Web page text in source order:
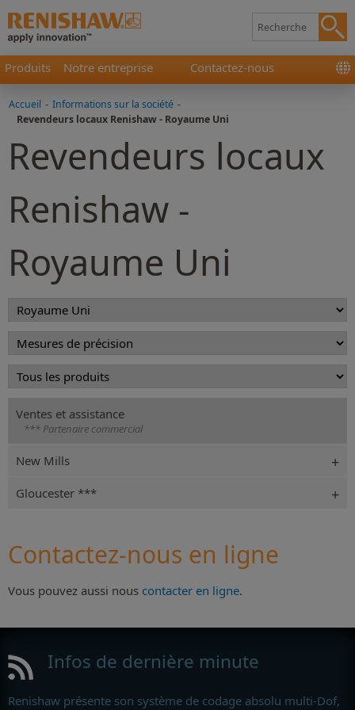
Produits Notre entreprise Contactez-nous
Accueil - Informations sur la société -
Revendeurs locaux Renishaw - Royaume Uni
Revendeurs locaux
Renishaw -
Royaume Uni
Ventes et assistance
*** Partenaire commercial
New Mills
Gloucester ***
Contactez-nous en ligne
Vous pouvez aussi nous contacter en ligne.
Infos de dernière minute
Renishaw présente son système de codage absolu multi-Dof,